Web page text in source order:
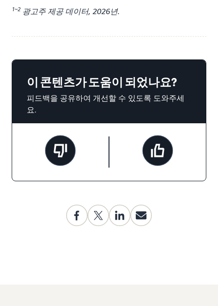
1~2 광고주 제공 데이터, 2026년.
이 콘텐츠가 도움이 되었나요?
피드백을 공유하여 개선할 수 있도록 도와주세
요.